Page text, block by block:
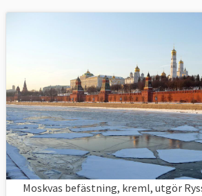
Moskvas befästning, kreml, utgör